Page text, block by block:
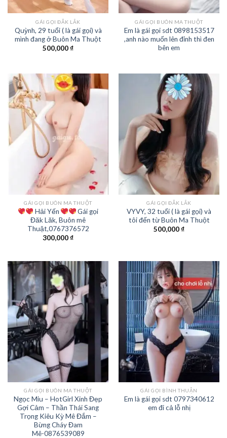
GÁI GỌI ĐĂK LẮK
Quỳnh, 29 tuổi ( là gái gọi) và
mình đang ở Buôn Ma Thuột
500,000₫
GÁI GỌI BUÔN MA THUỘT
Em là gái gọi sdt 0898153517
,anh nào muốn lên đỉnh thì đen
bên em
GÁI GỌI BUÔN MA THUỘT
Hải Yến
Gái gọi
Đăk Lăk, Buôn mê
Thuật,0767376572
300,000₫
GÁI GỌI ĐĂK LẮK
VYVY, 32 tuổi ( là gái gọi) và
tôi đến từ Buôn Ma Thuột
500,000₫
GÁI GỌI BUÔN MA THUỘT
Ngọc Miu – HotGirl Xinh Đẹp
Gợi Cảm – Thần Thái Sang
Trọng Kiêu Kỳ Mê Đắm –
Bừng Cháy Đam
Mê-0876539089
GÁI GỌI BÌNH THUẬN
Em là gái gọi sdt 0797340612
em đi cả lỗ nhị